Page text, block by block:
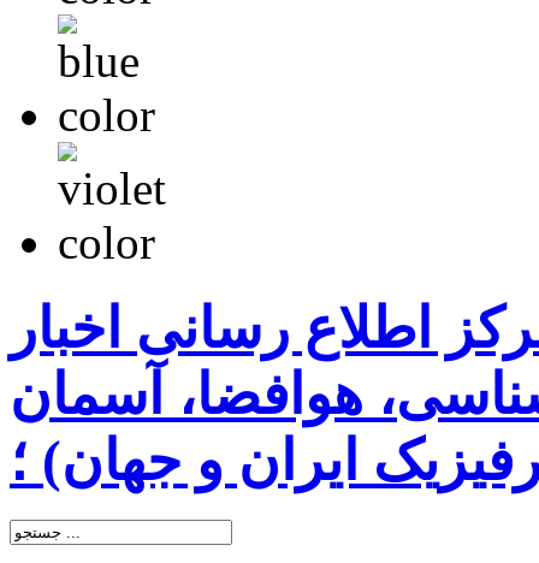
اطلاع رسانی اخبار
هوافضا، آسمان
ایران و جهان) ؛